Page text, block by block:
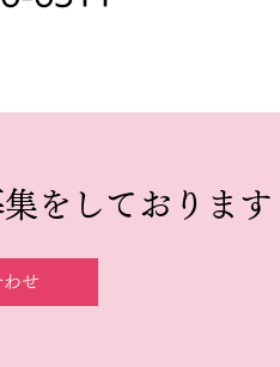
をしております
せ